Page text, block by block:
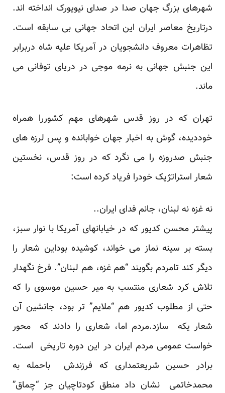
شهرهای بزرگ جهان صدا در صدای نیویورک انداخته اند.
درتاریخ معاصر ایران این اتحاد جهانی بی سابقه است.
تظاهرات معروف دانشجویان در آمریکا علیه شاه دربرابر
این جنبش جهانی به نرمه موجی در دریای توفانی می
ماند.
تهران که در روز قدس شهرهای مهم کشوررا همراه
خوددیده، گوش به اخبار جهان خوابانده و پس لرزه های
جنبش صدروزه را می نگرد که در روز قدس، نخستین
شعار استراتژیک خودرا فریاد کرده است:
نه غزه نه لبنان، جانم فدای ایران..
پیشتر محسن کدیور که در خیابانهای آمریکا با نوار سبز،
بسته بر سینه نماز می خواند، کوشیده بوداین شعار را
دیگر کند تامردم بگویند “هم غزه، هم لبنان”. فرخ نگهدار
تلاش کرد شعاری منتسب به میر حسین موسوی را که
حتی از مطلوب کدیور هم “ملایم” تر بود، جانشین آن
شعار یکه سازد.مردم اما، شعاری را دادند که محور
خواست عمومی مردم ایران در این دوره تاریخی است.
برادر حسین شریعتمداری که فرزندش باحمله به
محمدخاتمی نشان داد منطق کودتاچیان جز “چماق”